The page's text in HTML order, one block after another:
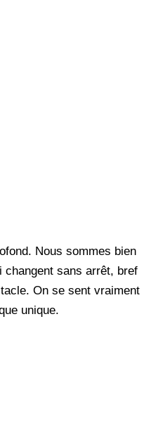
Nous sommes bien
changent sans arrêt, bref
On se sent vraiment
unique.